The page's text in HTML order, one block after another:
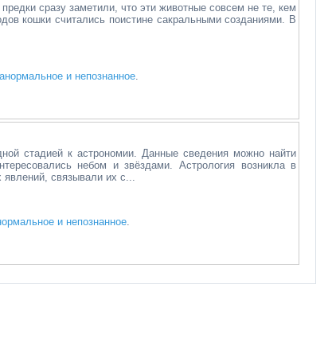
сразу заметили, что эти животные совсем не те, кем
кошки считались поистине сакральными созданиями. В
и непознанное.
стадией к астрономии. Данные сведения можно найти
небом и звёздами. Астрология возникла в
связывали их с...
и непознанное.